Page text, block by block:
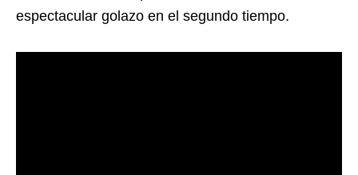
espectacular golazo en el segundo tiempo.